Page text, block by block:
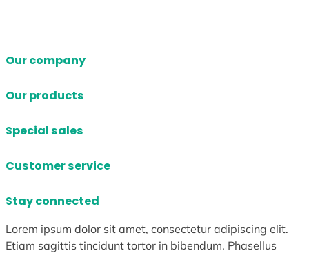
Our company
Our products
Special sales
Customer service
Stay connected
Lorem ipsum dolor sit amet, consectetur adipiscing elit.
Etiam sagittis tincidunt tortor in bibendum. Phasellus